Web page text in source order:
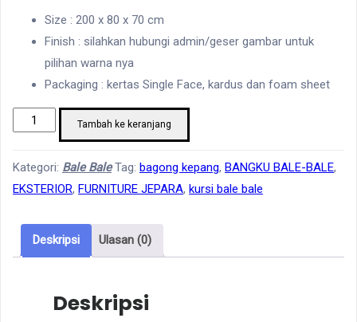
Size : 200 x 80 x 70 cm
Finish : silahkan hubungi admin/geser gambar untuk
pilihan warna nya
Packaging : kertas Single Face, kardus dan foam sheet
Kuantitas
bale
Bagong
Tambah ke keranjang
Kategori: Bale Bale Tag: bagong kepang, BANGKU BALE-BALE,
EKSTERIOR, FURNITURE JEPARA, kursi bale bale
Deskripsi Ulasan (0)
Deskripsi